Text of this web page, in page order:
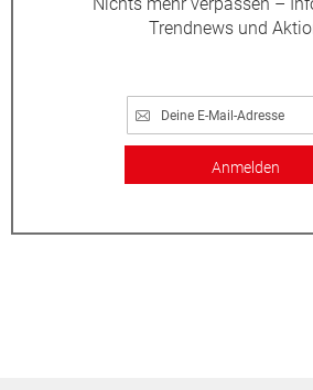
Trendnews und
Anmelden